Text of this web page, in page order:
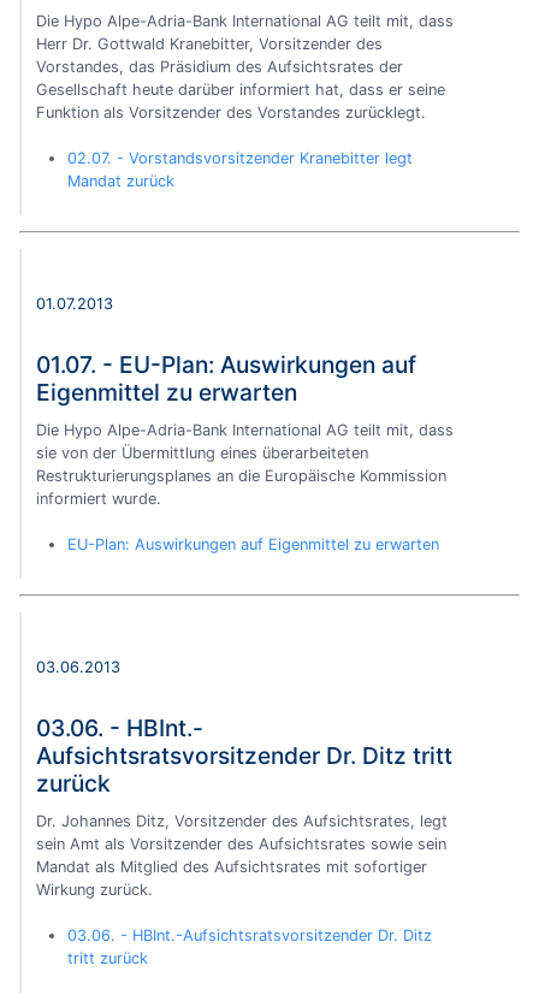
Die Hypo Alpe-Adria-Bank International AG teilt mit, dass
Herr Dr. Gottwald Kranebitter, Vorsitzender des
Vorstandes, das Präsidium des Aufsichtsrates der
Gesellschaft heute darüber informiert hat, dass er seine
Funktion als Vorsitzender des Vorstandes zurücklegt.
02.07. - Vorstandsvorsitzender Kranebitter legt
Mandat zurück
01.07.2013
01.07. - EU-Plan: Auswirkungen auf
Eigenmittel zu erwarten
Die Hypo Alpe-Adria-Bank International AG teilt mit, dass
sie von der Übermittlung eines überarbeiteten
Restrukturierungsplanes an die Europäische Kommission
informiert wurde.
EU-Plan: Auswirkungen auf Eigenmittel zu erwarten
03.06.2013
03.06. - HBInt.-
Aufsichtsratsvorsitzender Dr. Ditz tritt
zurück
Dr. Johannes Ditz, Vorsitzender des Aufsichtsrates, legt
sein Amt als Vorsitzender des Aufsichtsrates sowie sein
Mandat als Mitglied des Aufsichtsrates mit sofortiger
Wirkung zurück.
03.06. - HBInt.-Aufsichtsratsvorsitzender Dr. Ditz
tritt zurück